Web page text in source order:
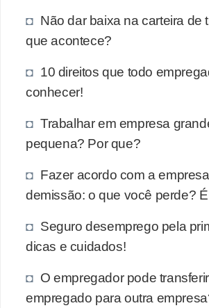
Não dar baixa na carteira de
que acontece?
10 direitos que todo
conhecer!
Trabalhar em empresa
pequena? Por que?
Fazer acordo com a
demissão: o que você perde?
Seguro desemprego pela
dicas e cuidados!
O empregador pode
empregado para outra